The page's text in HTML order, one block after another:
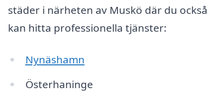
städer i närheten av Muskö där du också
kan hitta professionella tjänster:
Nynäshamn
Österhaninge